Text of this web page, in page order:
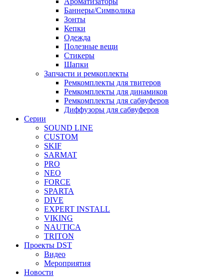
Баннеры/Символика
Зонты
Кепки
Одежда
Полезные вещи
Стикеры
Шапки
Запчасти и ремкоплекты
Ремкомплекты для твитеров
Ремкомплекты для динамиков
Ремкомплекты для сабвуферов
Диффузоры для сабвуферов
Серии
SOUND LINE
CUSTOM
SKIF
SARMAT
PRO
NEO
FORCE
SPARTA
DIVE
EXPERT INSTALL
VIKING
NAUTICA
TRITON
Проекты DST
Видео
Мероприятия
Новости